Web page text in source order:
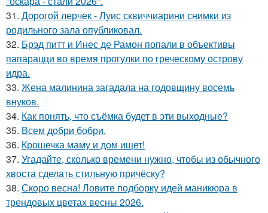
31. Дорогой лерчек - Луис сквиччиарини снимки из
родильного зала опубликовал.
32. Брэд питт и Инес де Рамон попали в объективы
папарацци во время прогулки по греческому острову
идра.
33. Жена малинина загадала на годовщину восемь
внуков.
34. Как понять, что съёмка будет в эти выходные?
35. Всем добри бобри.
36. Крошечка маму и дом ищет!
37. Угадайте, сколько времени нужно, чтобы из обычного
хвоста сделать стильную причёску?
38. Скоро весна! Ловите подборку идей маникюра в
трендовых цветах весны 2026.